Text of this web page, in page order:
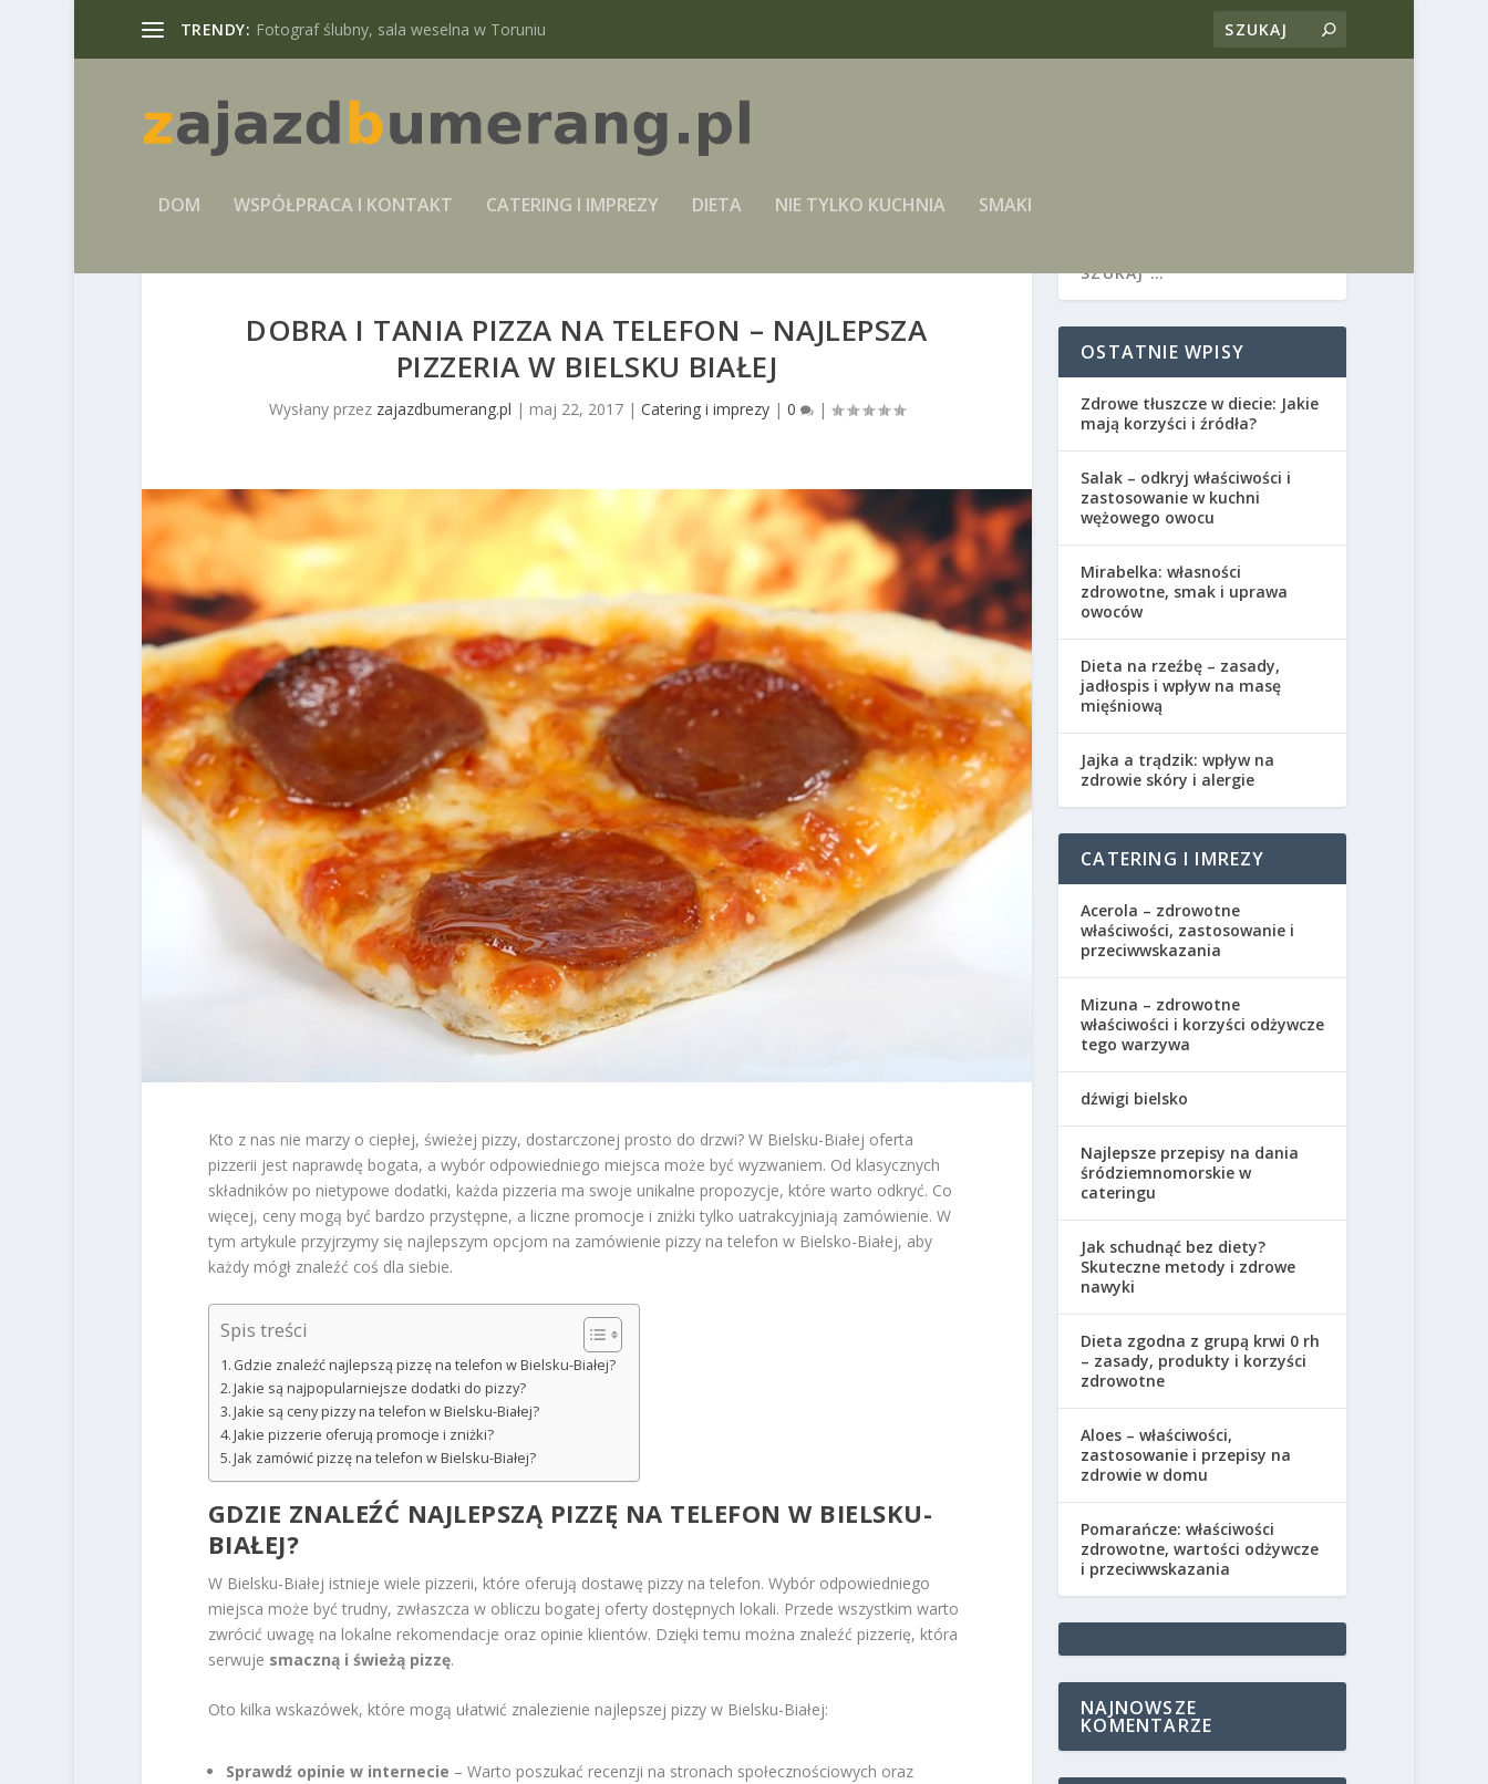
TRENDY: Fotograf ślubny, sala weselna w Toruniu
DOM WSPÓŁPRACA I KONTAKT CATERING I IMPREZY DIETA NIE TYLKO KUCHNIA SMAKI
DOBRA I TANIA PIZZA NA TELEFON – NAJLEPSZA
PIZZERIA W BIELSKU BIAŁEJ
Wysłany przez zajazdbumerang.pl | maj 22, 2017| Catering i imprezy| 0 |
Kto z nas nie marzy o ciepłej, świeżej pizzy, dostarczonej prosto do drzwi? W Bielsku-Białej oferta
pizzerii jest naprawdę bogata, a wybór odpowiedniego miejsca może być wyzwaniem. Od klasycznych
składników po nietypowe dodatki, każda pizzeria ma swoje unikalne propozycje, które warto odkryć. Co
więcej, ceny mogą być bardzo przystępne, a liczne promocje i zniżki tylko uatrakcyjniają zamówienie. W
tym artykule przyjrzymy się najlepszym opcjom na zamówienie pizzy na telefon w Bielsko-Białej, aby
każdy mógł znaleźć coś dla siebie.
Spis treści
Gdzie znaleźć najlepszą pizzę na telefon w Bielsku-Białej?
Jakie są najpopularniejsze dodatki do pizzy?
Jakie są ceny pizzy na telefon w Bielsku-Białej?
Jakie pizzerie oferują promocje i zniżki?
Jak zamówić pizzę na telefon w Bielsku-Białej?
GDZIE ZNALEŹĆ NAJLEPSZĄ PIZZĘ NA TELEFON W BIELSKU-
BIAŁEJ?
W Bielsku-Białej istnieje wiele pizzerii, które oferują dostawę pizzy na telefon. Wybór odpowiedniego
miejsca może być trudny, zwłaszcza w obliczu bogatej oferty dostępnych lokali. Przede wszystkim warto
zwrócić uwagę na lokalne rekomendacje oraz opinie klientów. Dzięki temu można znaleźć pizzerię, która
serwuje smaczną i świeżą pizzę.
Oto kilka wskazówek, które mogą ułatwić znalezienie najlepszej pizzy w Bielsku-Białej:
Sprawdź opinie w internecie – Warto poszukać recenzji na stronach społecznościowych oraz
OSTATNIE WPISY
Zdrowe tłuszcze w diecie: Jakie
mają korzyści i źródła?
Salak – odkryj właściwości i
zastosowanie w kuchni
wężowego owocu
Mirabelka: własności
zdrowotne, smak i uprawa
owoców
Dieta na rzeźbę – zasady,
jadłospis i wpływ na masę
mięśniową
Jajka a trądzik: wpływ na
zdrowie skóry i alergie
CATERING I IMREZY
Acerola – zdrowotne
właściwości, zastosowanie i
przeciwwskazania
Mizuna – zdrowotne
właściwości i korzyści odżywcze
tego warzywa
dźwigi bielsko
Najlepsze przepisy na dania
śródziemnomorskie w
cateringu
Jak schudnąć bez diety?
Skuteczne metody i zdrowe
nawyki
Dieta zgodna z grupą krwi 0 rh
– zasady, produkty i korzyści
zdrowotne
Aloes – właściwości,
zastosowanie i przepisy na
zdrowie w domu
Pomarańcze: właściwości
zdrowotne, wartości odżywcze
i przeciwwskazania
NAJNOWSZE
KOMENTARZE